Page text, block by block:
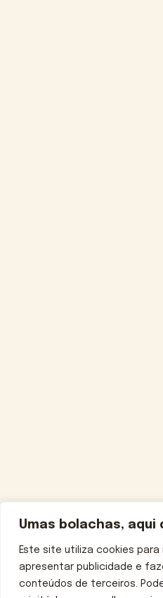
Umas bolachas, aqui
Este site utiliza cookies para
apresentar publicidade e
conteúdos de terceiros.